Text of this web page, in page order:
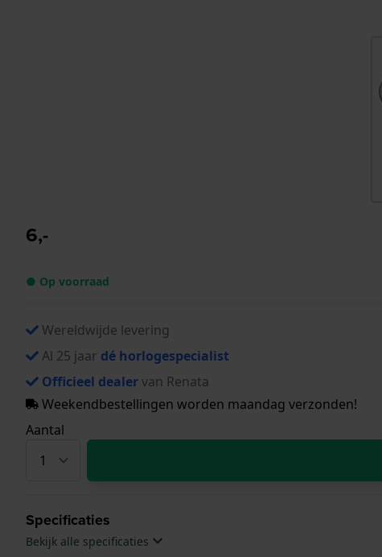
6,-
● Op voorraad
Wereldwijde levering
Al 25 jaar dé horlogespecialist
Officieel dealervan Renata
Weekendbestellingen worden maandag verzonden!
Aantal
Specificaties
Bekijk alle specificaties